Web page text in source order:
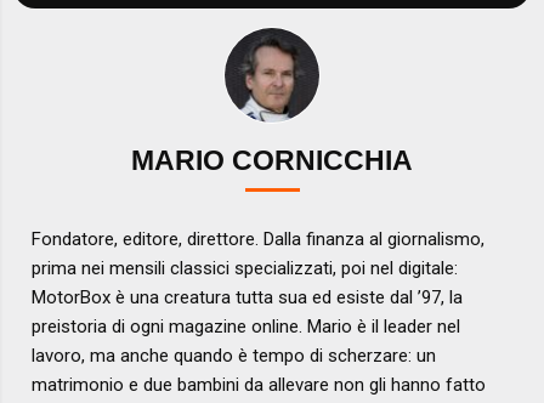
MARIO CORNICCHIA
Fondatore, editore, direttore. Dalla finanza al giornalismo,
prima nei mensili classici specializzati, poi nel digitale:
MotorBox è una creatura tutta sua ed esiste dal ’97, la
preistoria di ogni magazine online. Mario è il leader nel
lavoro, ma anche quando è tempo di scherzare: un
matrimonio e due bambini da allevare non gli hanno fatto